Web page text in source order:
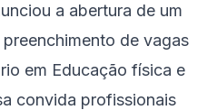
a abertura de um
de vagas
em Educação física e
convida profissionais